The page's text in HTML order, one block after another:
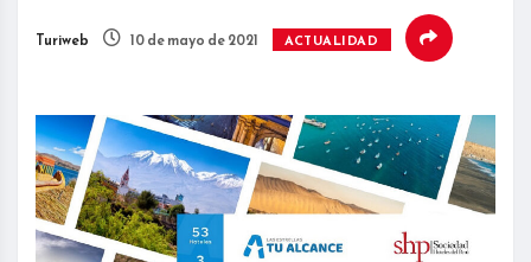
Turiweb 10 de mayo de 2021 ACTUALIDAD